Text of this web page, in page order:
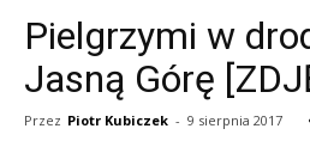
Pielgrzymi w
Jasną Górę
Przez Piotr Kubiczek - 9 sierpnia 2017